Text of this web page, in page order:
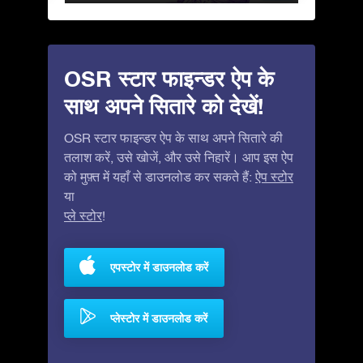
OSR स्टार फाइन्डर ऐप के
साथ अपने सितारे को देखें!
OSR स्टार फाइन्डर ऐप के साथ अपने सितारे की
तलाश करें, उसे खोजें, और उसे निहारें। आप इस ऐप
को मुफ़्त में यहाँ से डाउनलोड कर सकते हैं: ऐप स्टोर
या
प्ले स्टोर!
एपस्टोर में डाउनलोड करें
प्लेस्टोर में डाउनलोड करें